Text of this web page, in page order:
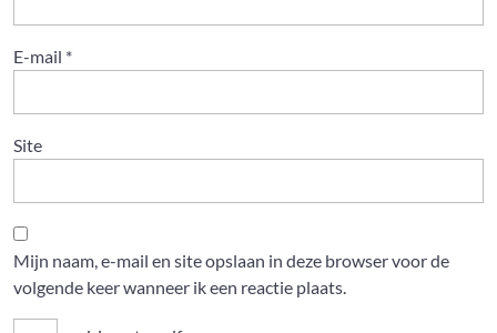
E-mail *
Site
Mijn naam, e-mail en site opslaan in deze browser voor de
volgende keer wanneer ik een reactie plaats.